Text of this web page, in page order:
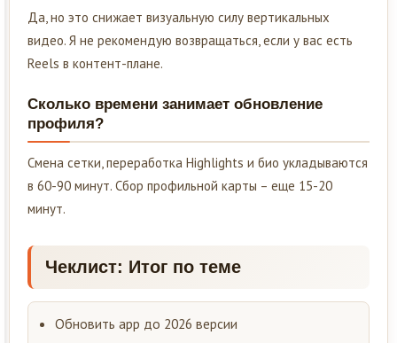
Да, но это снижает визуальную силу вертикальных
видео. Я не рекомендую возвращаться, если у вас есть
Reels в контент-плане.
Сколько времени занимает обновление
профиля?
Смена сетки, переработка Highlights и био укладываются
в 60-90 минут. Сбор профильной карты – еще 15-20
минут.
Чеклист: Итог по теме
Обновить app до 2026 версии